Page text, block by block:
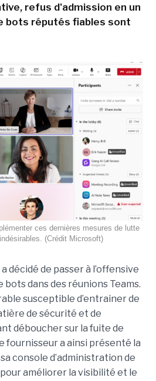
refus d'admission en un
bots réputés fiables sont
ces dernières mesures de lutte
(Crédit Microsoft)
décidé de passer à l’offensive
dans des réunions Teams.
susceptible d’entrainer de
de sécurité et de
déboucher sur la fuite de
fournisseur a ainsi présenté la
console d’administration de
améliorer la visibilité et le